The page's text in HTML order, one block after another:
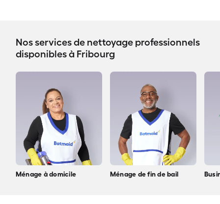
Nos services de nettoyage professionnels
disponibles à Fribourg
Ménage à domicile Ménage de fin de bail